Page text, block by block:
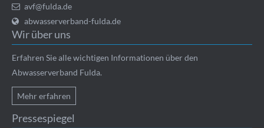
avf@fulda.de
abwasserverband-fulda.de
Wir über uns
Erfahren Sie alle wichtigen Informationen über den
Abwasserverband Fulda.
Mehr erfahren
Pressespiegel